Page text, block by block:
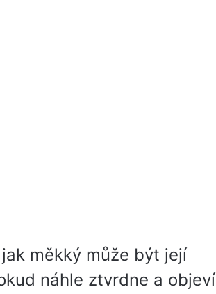
měkký může být její
náhle ztvrdne a objeví